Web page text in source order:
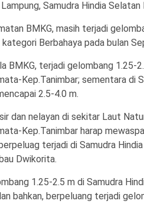
Samudra Hindia Selatan
BMKG, masih terjadi
Berbahaya pada bulan
BMKG, terjadi gelombang
Kep.Tanimbar; sementara di
2.5-4.0 m.
dan nelayan di sekitar Laut
Kep.Tanimbar harap
terjadi di Samudra
Dwikorita.
1.25-2.5 m di Samudra
bahkan, berpeluang terjadi